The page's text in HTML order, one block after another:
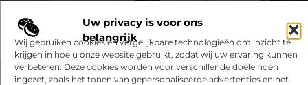
Uw privacy is voor ons
belangrijk
Wij gebruiken cookies en vergelijkbare technologieën om inzicht te
krijgen in hoe u onze website gebruikt, zodat wij uw ervaring kunnen
verbeteren. Deze cookies worden voor verschillende doeleinden
ingezet, zoals het tonen van gepersonaliseerde advertenties en het